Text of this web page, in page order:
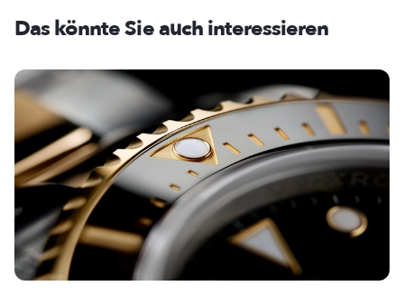
Das könnte Sie auch interessieren